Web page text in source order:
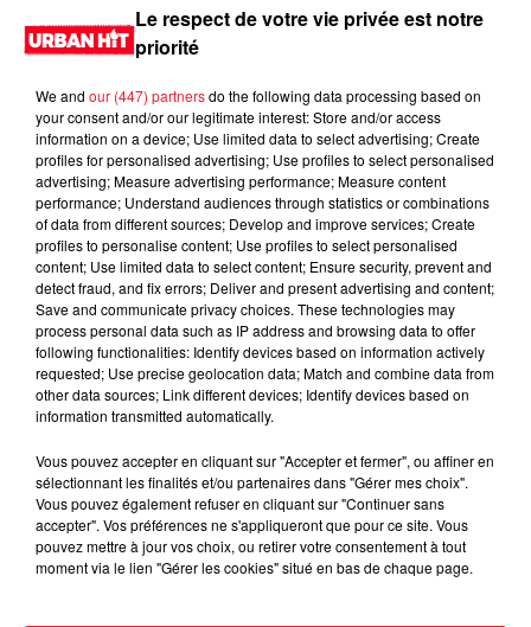
Cassie met fin à une ex-escorte
masculine dans sa bataille...
Des vitres tombent de la tour
Montparnasse : des désaccords
entre...
Incendies en Gironde : encore
plusieurs semaines avant
l'extinction...
Bouches-du-Rhône : les ossements
de deux militaires disparus...
Le respect de votre vie privée est notre
priorité
We and our (447) partnersdo the following data processing based on
your consent and/or our legitimate interest: Store and/or access
information on a device; Use limited data to select advertising; Create
profiles for personalised advertising; Use profiles to select personalised
advertising; Measure advertising performance; Measure content
performance; Understand audiences through statistics or combinations
of data from different sources; Develop and improve services; Create
profiles to personalise content; Use profiles to select personalised
content; Use limited data to select content; Ensure security, prevent and
detect fraud, and fix errors; Deliver and present advertising and content;
Save and communicate privacy choices. These technologies may
process personal data such as IP address and browsing data to offer
following functionalities: Identify devices based on information actively
requested; Use precise geolocation data; Match and combine data from
other data sources; Link different devices; Identify devices based on
information transmitted automatically.
Vous pouvez accepter en cliquant sur "Accepter et fermer", ou affiner en
sélectionnant les finalités et/ou partenaires dans "Gérer mes choix".
Vous pouvez également refuser en cliquant sur "Continuer sans
accepter". Vos préférences ne s'appliqueront que pour ce site. Vous
pouvez mettre à jour vos choix, ou retirer votre consentement à tout
moment via le lien "Gérer les cookies" situé en bas de chaque page.